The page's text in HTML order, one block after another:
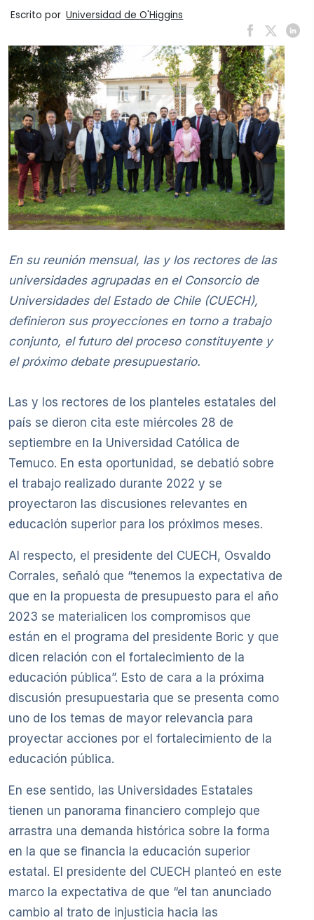
Escrito por Universidad de O'Higgins
En su reunión mensual, las y los rectores de las
universidades agrupadas en el Consorcio de
Universidades del Estado de Chile (CUECH),
definieron sus proyecciones en torno a trabajo
conjunto, el futuro del proceso constituyente y
el próximo debate presupuestario.
Las y los rectores de los planteles estatales del
país se dieron cita este miércoles 28 de
septiembre en la Universidad Católica de
Temuco. En esta oportunidad, se debatió sobre
el trabajo realizado durante 2022 y se
proyectaron las discusiones relevantes en
educación superior para los próximos meses.
Al respecto, el presidente del CUECH, Osvaldo
Corrales, señaló que “tenemos la expectativa de
que en la propuesta de presupuesto para el año
2023 se materialicen los compromisos que
están en el programa del presidente Boric y que
dicen relación con el fortalecimiento de la
educación pública”. Esto de cara a la próxima
discusión presupuestaria que se presenta como
uno de los temas de mayor relevancia para
proyectar acciones por el fortalecimiento de la
educación pública.
En ese sentido, las Universidades Estatales
tienen un panorama financiero complejo que
arrastra una demanda histórica sobre la forma
en la que se financia la educación superior
estatal. El presidente del CUECH planteó en este
marco la expectativa de que “el tan anunciado
cambio al trato de injusticia hacia las